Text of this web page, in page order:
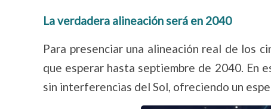
La verdadera alineación será en 2040
Para presenciar una alineación real de los
que esperar hasta septiembre de 2040. En
sin interferencias del Sol, ofreciendo un